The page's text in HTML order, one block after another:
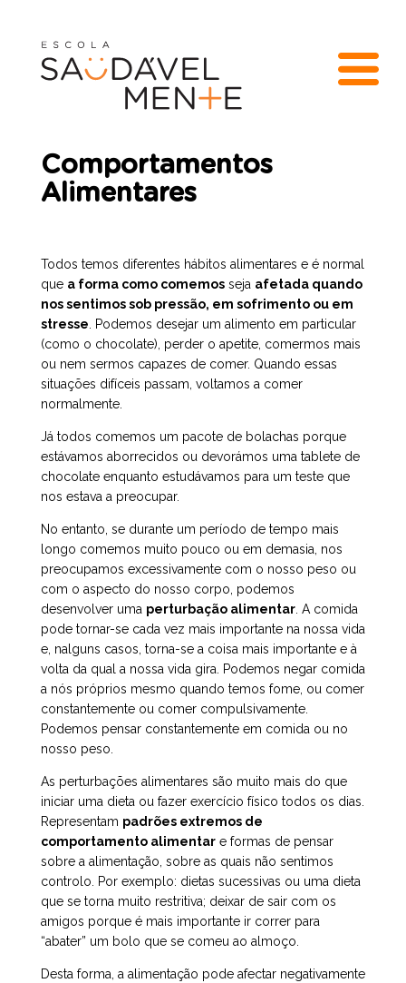
Comportamentos
Alimentares
Todos temos diferentes hábitos alimentares e é normal
que a forma como comemos seja afetada quando
nos sentimos sob pressão, em sofrimento ou em
stresse . Podemos desejar um alimento em particular
(como o chocolate), perder o apetite, comermos mais
ou nem sermos capazes de comer. Quando essas
situações difíceis passam, voltamos a comer
normalmente.
Já todos comemos um pacote de bolachas porque
estávamos aborrecidos ou devorámos uma tablete de
chocolate enquanto estudávamos para um teste que
nos estava a preocupar.
No entanto, se durante um período de tempo mais
longo comemos muito pouco ou em demasia, nos
preocupamos excessivamente com o nosso peso ou
com o aspecto do nosso corpo, podemos
desenvolver uma perturbação alimentar . A comida
pode tornar-se cada vez mais importante na nossa vida
e, nalguns casos, torna-se a coisa mais importante e à
volta da qual a nossa vida gira. Podemos negar comida
a nós próprios mesmo quando temos fome, ou comer
constantemente ou comer compulsivamente.
Podemos pensar constantemente em comida ou no
nosso peso.
As perturbações alimentares são muito mais do que
iniciar uma dieta ou fazer exercício físico todos os dias.
Representam padrões extremos de
comportamento alimentar e formas de pensar
sobre a alimentação, sobre as quais não sentimos
controlo. Por exemplo: dietas sucessivas ou uma dieta
que se torna muito restritiva; deixar de sair com os
amigos porque é mais importante ir correr para
“abater” um bolo que se comeu ao almoço.
Desta forma, a alimentação pode afectar negativamente